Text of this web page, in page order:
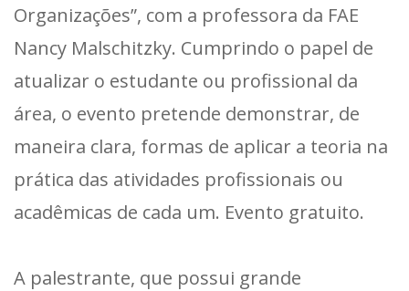
Organizações”, com a professora da FAE
Nancy Malschitzky. Cumprindo o papel de
atualizar o estudante ou profissional da
área, o evento pretende demonstrar, de
maneira clara, formas de aplicar a teoria na
prática das atividades profissionais ou
acadêmicas de cada um. Evento gratuito.
A palestrante, que possui grande